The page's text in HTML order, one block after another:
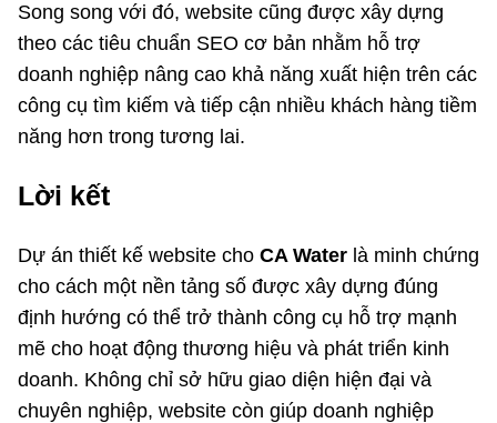
Song song với đó, website cũng được xây dựng
theo các tiêu chuẩn SEO cơ bản nhằm hỗ trợ
doanh nghiệp nâng cao khả năng xuất hiện trên các
công cụ tìm kiếm và tiếp cận nhiều khách hàng tiềm
năng hơn trong tương lai.
Lời kết
Dự án thiết kế website cho CA Water là minh chứng
cho cách một nền tảng số được xây dựng đúng
định hướng có thể trở thành công cụ hỗ trợ mạnh
mẽ cho hoạt động thương hiệu và phát triển kinh
doanh. Không chỉ sở hữu giao diện hiện đại và
chuyên nghiệp, website còn giúp doanh nghiệp